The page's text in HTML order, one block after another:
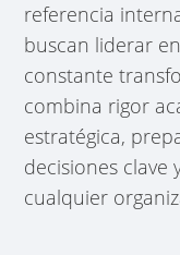
referencia
buscan liderar
constante
combina rigor
estratégica,
decisiones clave
cualquier